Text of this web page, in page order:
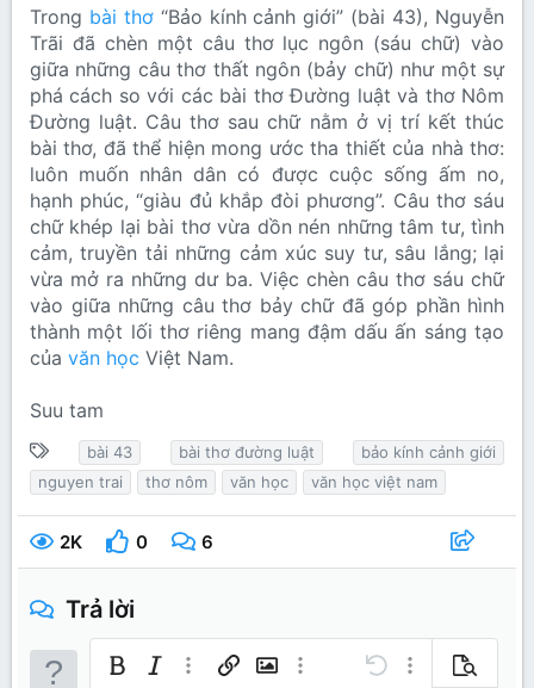
Trong bài thơ“Bảo kính cảnh giới” (bài 43), Nguyễn
Trãi đã chèn một câu thơ lục ngôn (sáu chữ) vào
giữa những câu thơ thất ngôn (bảy chữ) như một sự
phá cách so với các bài thơ Đường luật và thơ Nôm
Đường luật. Câu thơ sau chữ nằm ở vị trí kết thúc
bài thơ, đã thể hiện mong ước tha thiết của nhà thơ:
luôn muốn nhân dân có được cuộc sống ấm no,
hạnh phúc, “giàu đủ khắp đòi phương”. Câu thơ sáu
chữ khép lại bài thơ vừa dồn nén những tâm tư, tình
cảm, truyền tải những cảm xúc suy tư, sâu lắng; lại
vừa mở ra những dư ba. Việc chèn câu thơ sáu chữ
vào giữa những câu thơ bảy chữ đã góp phần hình
thành một lối thơ riêng mang đậm dấu ấn sáng tạo
của văn học Việt Nam.
Suu tam
T
ừ
k
ó
bài 43 bài thơ đường luật
bảo kính cảnh giới
nguyen trai
thơ nôm văn học văn học việt nam
2K 0 6
Trả lời
Bold In nghiêng
Thêm tùy chọn…
Chèn liên kết
Chèn hình ảnh
Thêm tùy chọn…
Undo Thêm tùy chọn…
Xem trước